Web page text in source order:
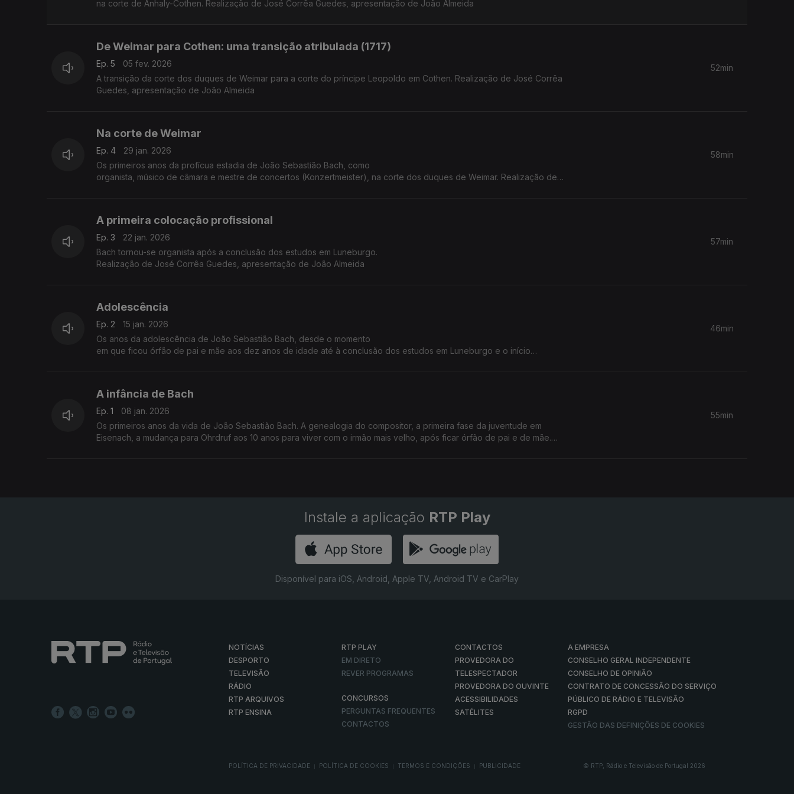
na corte de Anhaly-Cothen. Realização de José Corrêa Guedes, apresentação de João Almeida
De Weimar para Cothen: uma transição atribulada (1717)
Ep. 5
05 fev. 2026
A transição da corte dos duques de Weimar para a corte do príncipe Leopoldo em Cothen. Realização de José Corrêa
Guedes, apresentação de João Almeida
52min
Na corte de Weimar
Ep. 4
29 jan. 2026
Os primeiros anos da profícua estadia de João Sebastião Bach, como
organista, músico de câmara e mestre de concertos (Konzertmeister), na corte dos duques de Weimar. Realização de
58min
A primeira colocação profissional
Ep. 3
22 jan. 2026
Bach tornou-se organista após a conclusão dos estudos em Luneburgo.
Realização de José Corrêa Guedes, apresentação de João Almeida
57min
Adolescência
Ep. 2
15 jan. 2026
Os anos da adolescência de João Sebastião Bach, desde o momento
em que ficou órfão de pai e mãe aos dez anos de idade até à conclusão dos estudos em Luneburgo e o início
46min
A infância de Bach
Ep. 1
08 jan. 2026
Os primeiros anos da vida de João Sebastião Bach. A genealogia do compositor, a primeira fase da juventude em
Eisenach, a mudança para Ohrdruf aos 10 anos para viver com o irmão mais velho, após ficar órfão de pai e de mãe.
55min
Instale a aplicação RTP Play
Disponível para iOS, Android, Apple TV, Android TV e CarPlay
NOTÍCIAS
DESPORTO
TELEVISÃO
RÁDIO
RTP ARQUIVOS
RTP ENSINA
RTP PLAY
EM DIRETO
REVER PROGRAMAS
CONCURSOS
PERGUNTAS FREQUENTES
CONTACTOS
CONTACTOS
PROVEDORA DO
TELESPECTADOR
PROVEDORA DO OUVINTE
ACESSIBILIDADES
SATÉLITES
A EMPRESA
CONSELHO GERAL INDEPENDENTE
CONSELHO DE OPINIÃO
CONTRATO DE CONCESSÃO DO SERVIÇO
PÚBLICO DE RÁDIO E TELEVISÃO
RGPD
GESTÃO DAS DEFINIÇÕES DE COOKIES
POLÍTICA DE PRIVACIDADE POLÍTICA DE COOKIES TERMOS E CONDIÇÕES PUBLICIDADE © RTP, Rádio e Televisão de Portugal 2026